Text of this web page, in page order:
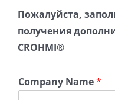
Пожалуйста,
получения
CROHMI®
Company Name*